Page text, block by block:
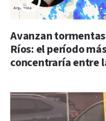
Avanzan
Ríos: el período
concentraría entre